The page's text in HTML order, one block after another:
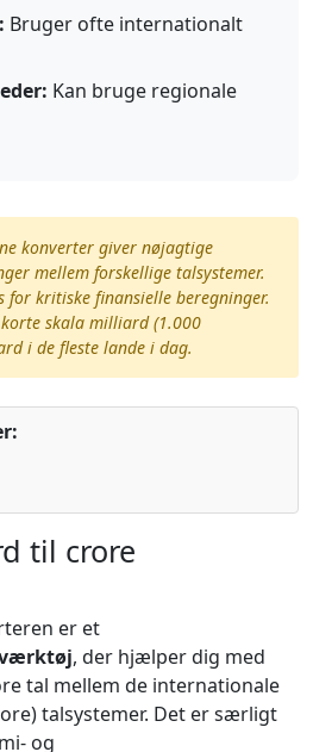
Bruger ofte internationalt
Kan bruge regionale
konverter giver nøjagtige
mellem forskellige talsystemer.
for kritiske finansielle beregninger.
skala milliard (1.000
i de fleste lande i dag.
til crore
er et
, der hjælper dig med
tal mellem de internationale
talsystemer. Det er særligt
og